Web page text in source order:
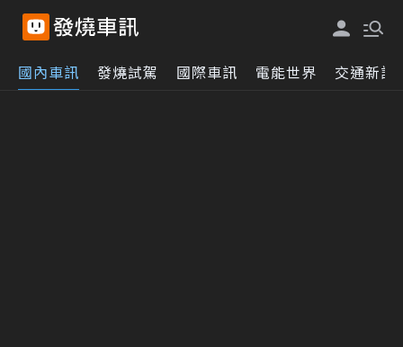
國內車訊 發燒試駕 國際車訊 電能世界 交通新訊